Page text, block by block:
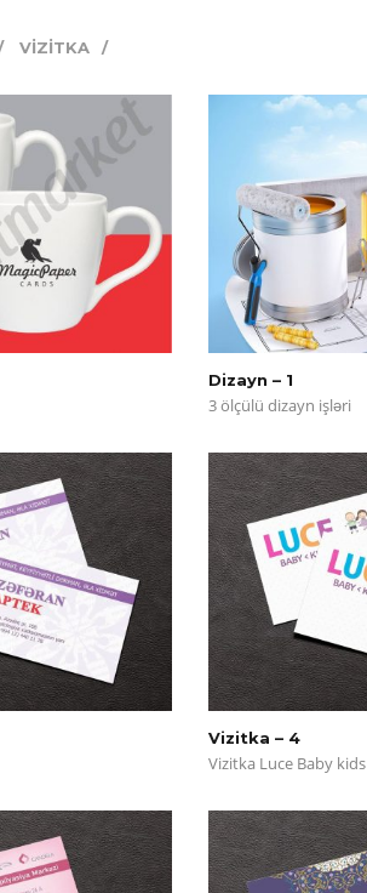
VIZITKA
Dizayn – 1
3 ölçülü dizayn işləri
Vizitka – 4
Vizitka Luce Baby kids